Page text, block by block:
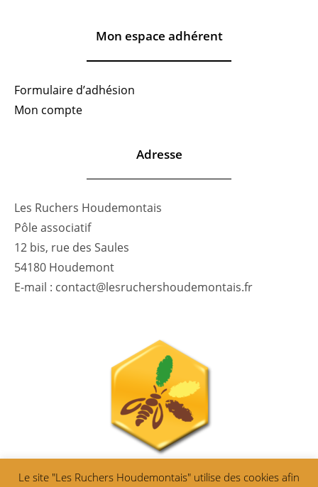
Mon espace adhérent
Formulaire d’adhésion
Mon compte
Adresse
Les Ruchers Houdemontais
Pôle associatif
12 bis, rue des Saules
54180 Houdemont
E-mail : contact@lesruchershoudemontais.fr
Le site "Les Ruchers Houdemontais" utilise des cookies afin